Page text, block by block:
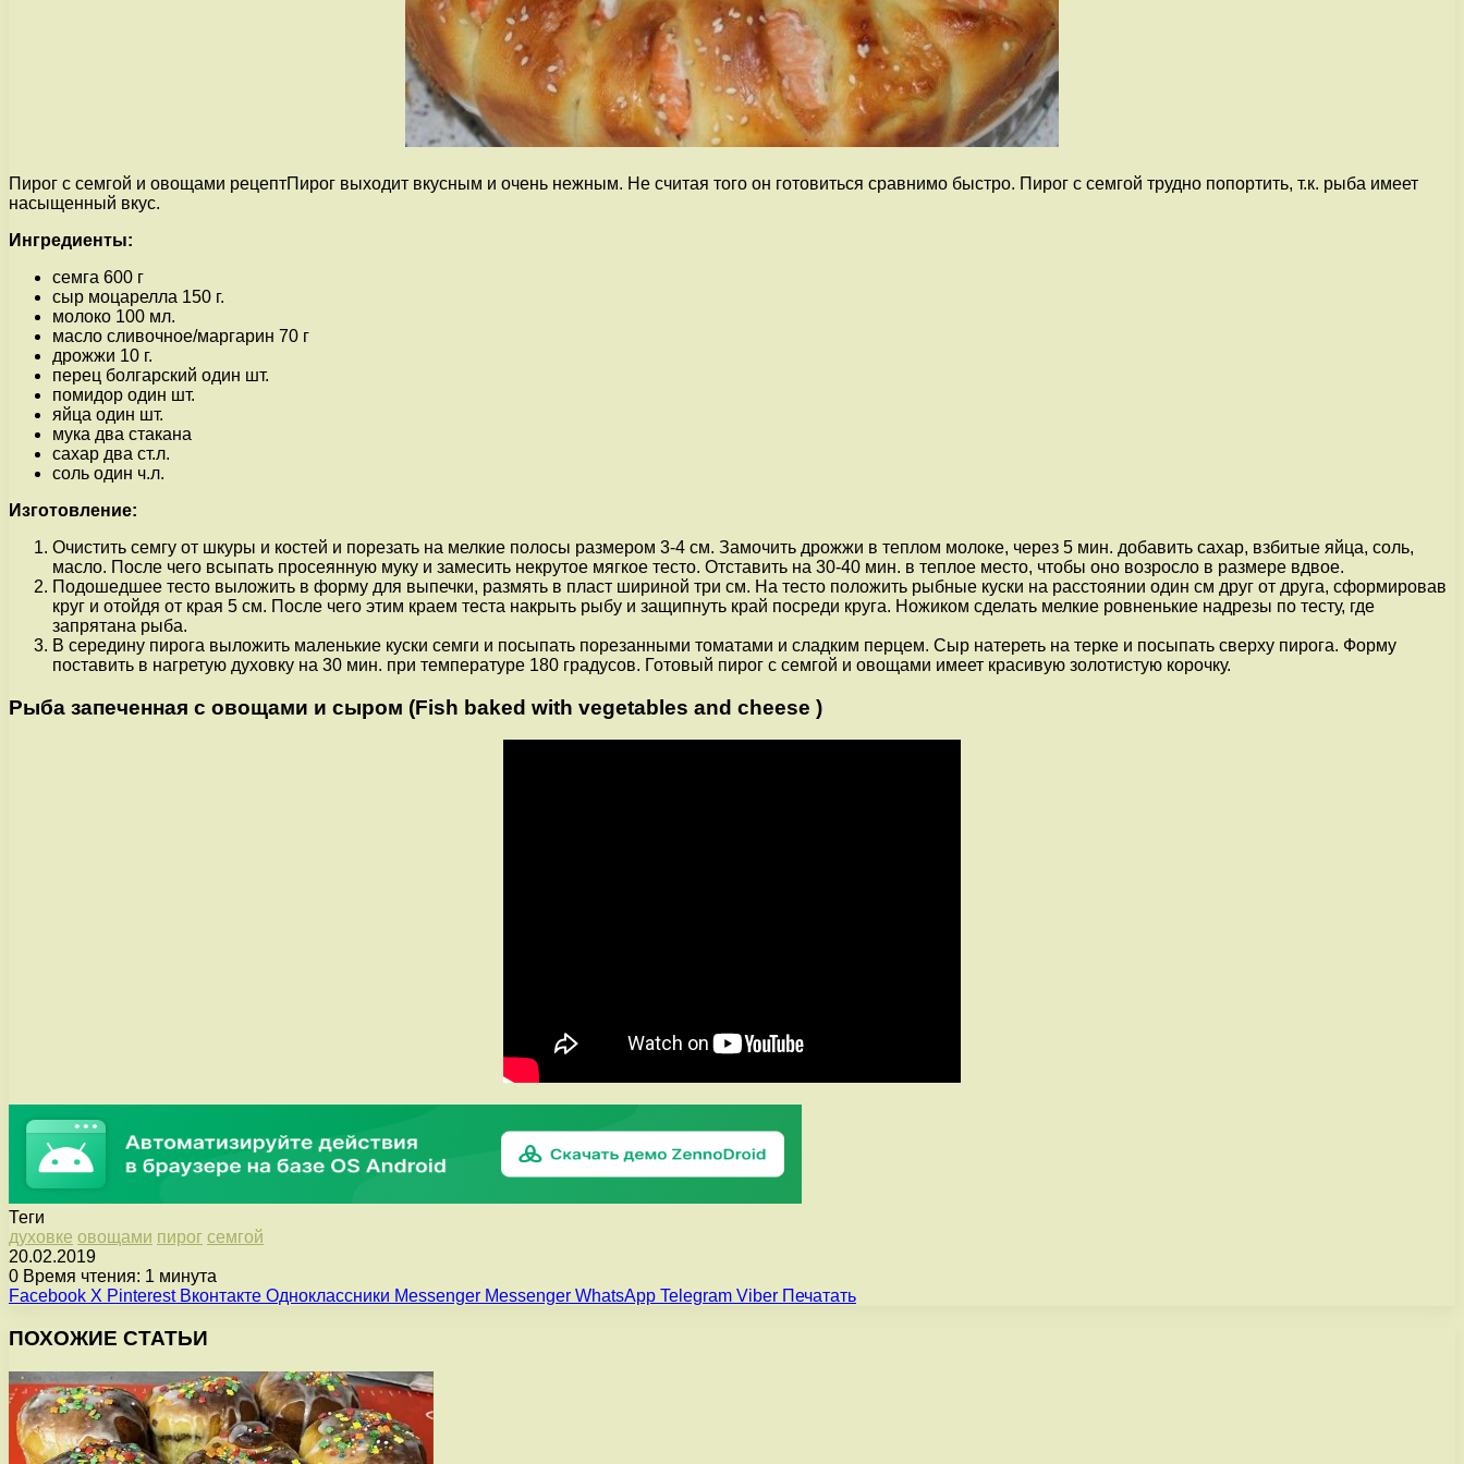
Пирог с семгой и овощами рецептПирог выходит вкусным и очень нежным. Не считая того он готовиться сравнимо быстро. Пирог с семгой трудно попортить, т.к. рыба имеет
насыщенный вкус.
Ингредиенты:
семга 600 г
сыр моцарелла 150 г.
молоко 100 мл.
масло сливочное/маргарин 70 г
дрожжи 10 г.
перец болгарский один шт.
помидор один шт.
яйца один шт.
мука два стакана
сахар два ст.л.
соль один ч.л.
Изготовление:
Очистить семгу от шкуры и костей и порезать на мелкие полосы размером 3-4 см. Замочить дрожжи в теплом молоке, через 5 мин. добавить сахар, взбитые яйца, соль,
масло. После чего всыпать просеянную муку и замесить некрутое мягкое тесто. Отставить на 30-40 мин. в теплое место, чтобы оно возросло в размере вдвое.
Подошедшее тесто выложить в форму для выпечки, размять в пласт шириной три см. На тесто положить рыбные куски на расстоянии один см друг от друга, сформировав
круг и отойдя от края 5 см. После чего этим краем теста накрыть рыбу и защипнуть край посреди круга. Ножиком сделать мелкие ровненькие надрезы по тесту, где
запрятана рыба.
В середину пирога выложить маленькие куски семги и посыпать порезанными томатами и сладким перцем. Сыр натереть на терке и посыпать сверху пирога. Форму
поставить в нагретую духовку на 30 мин. при температуре 180 градусов. Готовый пирог с семгой и овощами имеет красивую золотистую корочку.
Рыба запеченная с овощами и сыром (Fish baked with vegetables and cheese )
Теги
духовке овощами пирог семгой
20.02.2019
0 Время чтения: 1 минута
Facebook X Pinterest Вконтакте Одноклассники Messenger Messenger WhatsApp Telegram Viber Печатать
ПОХОЖИЕ СТАТЬИ